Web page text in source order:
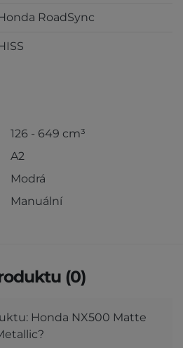
RoadSync
126 - 649 cm³
A2
Modrá
Manuální
(0)
Honda NX500 Matte